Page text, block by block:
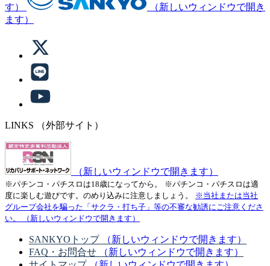
す）
（新しいウィンドウで開き
ます）
LINKS （外部サイト）
（新しいウィンドウで開きます）
※パチンコ・パチスロは18歳になってから。
※パチンコ・パチスロは適
度に楽しむ遊びです。のめり込みに注意しましょう。
※当社または当社
グループ会社を騙った「サクラ・打ち子」等の不審な勧誘にご注意くださ
い。
（新しいウィンドウで開きます）
SANKYOトップ
（新しいウィンドウで開きます）
FAQ・お問合せ
（新しいウィンドウで開きます）